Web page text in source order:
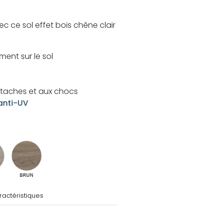
ce sol effet bois chêne clair
sur le sol
et aux chocs
UV